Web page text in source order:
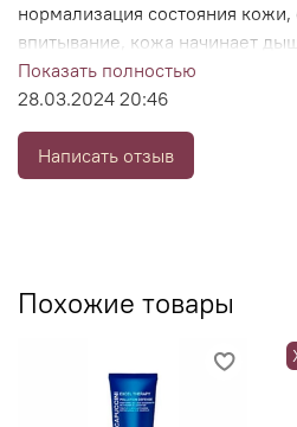
нормализация состояния
впитывание, кожа начинает
применения. Увлажнение без
липкости и жирности. Мелкие
достаточно быстро
ненавязчивый аромат.
Показать полностью
28.03.2024 20:46
Написать отзыв
Похожие товары